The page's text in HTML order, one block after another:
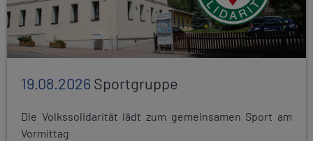
19.08.2026Sportgruppe
Die Volkssolidarität lädt zum gemeinsamen Sport am
Vormittag